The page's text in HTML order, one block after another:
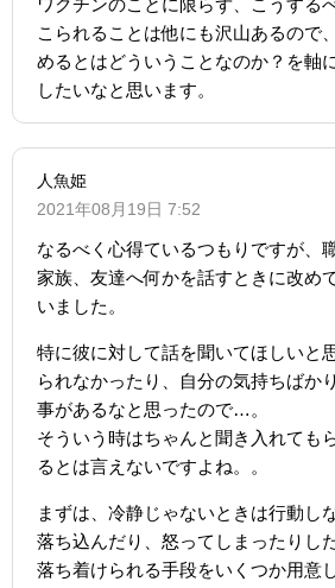
こられることは他にも沢山あるので
めるとはどういうことなのか？を軸
したいなと思います。
人魚姫
2021年08月19日 7:52
なるべく心得ているつもりですが、
家族、友達へ何かを話すときに改め
いました。
特に彼に対して話を聞いてほしいと
られなかったり、自分の気持ちばか
事があるなと思ったので…。
そういう時はちゃんと聞き入れても
るとは言えないですよね。。
まずは、冷静じゃないときは行動し
落ち込んだり、怒ってしまったりし
落ち着けられる手段をいくつか用意